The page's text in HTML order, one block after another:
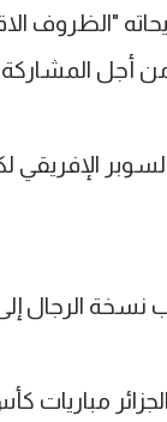
"الظروف
أجل
الرجال إلى
كأس السوبر